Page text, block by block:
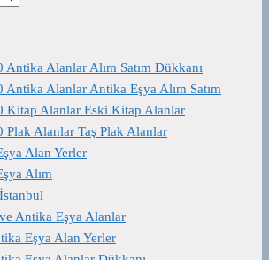
Alanlar Alım Satım Dükkanı
Antika Alanlar Antika Eşya Alım Satım
Kitap Alanlar Eski Kitap Alanlar
Plak Alanlar Taş Plak Alanlar
Alan Yerler
Alım
Antika Eşya Alanlar
Eşya Alan Yerler